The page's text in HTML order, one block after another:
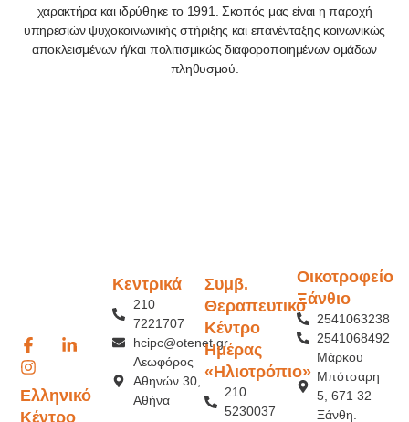
χαρακτήρα και ιδρύθηκε το 1991. Σκοπός μας είναι η παροχή
υπηρεσιών ψυχοκοινωνικής στήριξης και επανένταξης κοινωνικώς
αποκλεισμένων ή/και πολιτισμικώς διαφοροποιημένων ομάδων
πληθυσμού.
Ελληνικό
Κέντρο
Κεντρικά
210
7221707
hcipc@otenet.gr
Λεωφόρος
Αθηνών 30,
Αθήνα
Συμβ.
Θεραπευτικό
Κέντρο
Ημέρας
«Ηλιοτρόπιο»
210
5230037
Οικοτροφείο
Ξάνθιο
2541063238
2541068492
Μάρκου
Μπότσαρη
5, 671 32
Ξάνθη.